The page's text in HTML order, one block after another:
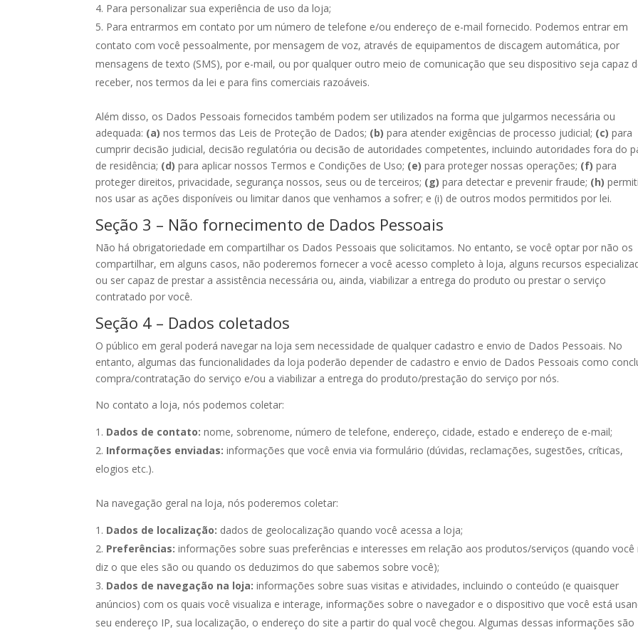
Para personalizar sua experiência de uso da loja;
Para entrarmos em contato por um número de telefone e/ou endereço de e-mail fornecido. Podemos entrar em
contato com você pessoalmente, por mensagem de voz, através de equipamentos de discagem automática, por
mensagens de texto (SMS), por e-mail, ou por qualquer outro meio de comunicação que seu dispositivo seja capaz
receber, nos termos da lei e para fins comerciais razoáveis.
Além disso, os Dados Pessoais fornecidos também podem ser utilizados na forma que julgarmos necessária ou
adequada: (a) nos termos das Leis de Proteção de Dados; (b) para atender exigências de processo judicial; (c) para
cumprir decisão judicial, decisão regulatória ou decisão de autoridades competentes, incluindo autoridades fora do
de residência; (d) para aplicar nossos Termos e Condições de Uso; (e) para proteger nossas operações; (f) para
proteger direitos, privacidade, segurança nossos, seus ou de terceiros; (g) para detectar e prevenir fraude; (h)
nos usar as ações disponíveis ou limitar danos que venhamos a sofrer; e (i) de outros modos permitidos por lei.
Seção 3 – Não fornecimento de Dados Pessoais
Não há obrigatoriedade em compartilhar os Dados Pessoais que solicitamos. No entanto, se você optar por não os
compartilhar, em alguns casos, não poderemos fornecer a você acesso completo à loja, alguns recursos
ou ser capaz de prestar a assistência necessária ou, ainda, viabilizar a entrega do produto ou prestar o serviço
contratado por você.
Seção 4 – Dados coletados
O público em geral poderá navegar na loja sem necessidade de qualquer cadastro e envio de Dados Pessoais. No
entanto, algumas das funcionalidades da loja poderão depender de cadastro e envio de Dados Pessoais como
compra/contratação do serviço e/ou a viabilizar a entrega do produto/prestação do serviço por nós.
No contato a loja, nós podemos coletar:
Dados de contato: nome, sobrenome, número de telefone, endereço, cidade, estado e endereço de e-mail;
Informações enviadas: informações que você envia via formulário (dúvidas, reclamações, sugestões, críticas,
elogios etc.).
Na navegação geral na loja, nós poderemos coletar:
Dados de localização: dados de geolocalização quando você acessa a loja;
Preferências: informações sobre suas preferências e interesses em relação aos produtos/serviços (quando você
diz o que eles são ou quando os deduzimos do que sabemos sobre você);
Dados de navegação na loja: informações sobre suas visitas e atividades, incluindo o conteúdo (e quaisquer
anúncios) com os quais você visualiza e interage, informações sobre o navegador e o dispositivo que você está
seu endereço IP, sua localização, o endereço do site a partir do qual você chegou. Algumas dessas informações são